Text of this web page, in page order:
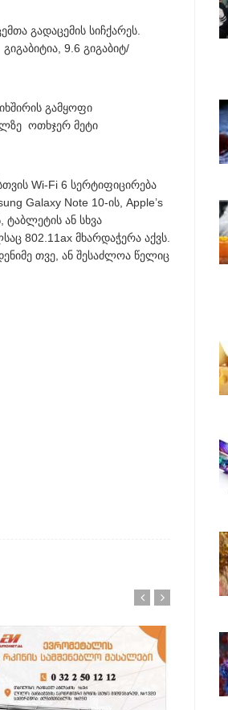
გადაცემის სიჩქარეს.
9.6 გიგაბიტ/
გამყოფი
ოთხჯერ მეტი
Wi-Fi 6 სერტიფიცირება
Galaxy Note 10-ის, Apple’s
ტაბლეტის ან სხვა
802.11ax მხარდაჭერა აქვს.
თვე, ან შესაძლოა წელიც